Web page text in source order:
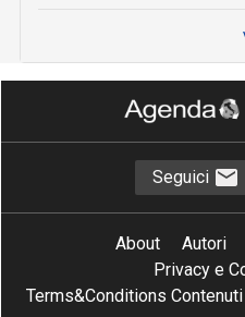
Seguici
About Autori
Privacy e
Terms&Conditions